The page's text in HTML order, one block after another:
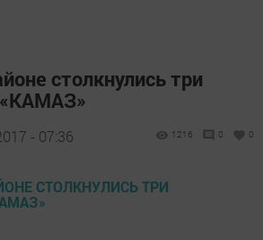
столкнулись три
- 07:36 1216 0 0